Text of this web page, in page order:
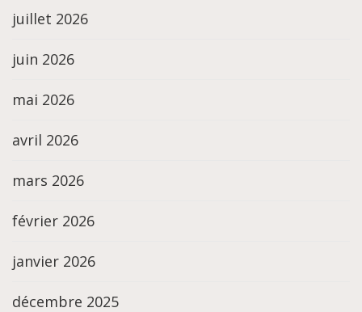
juillet 2026
juin 2026
mai 2026
avril 2026
mars 2026
février 2026
janvier 2026
décembre 2025